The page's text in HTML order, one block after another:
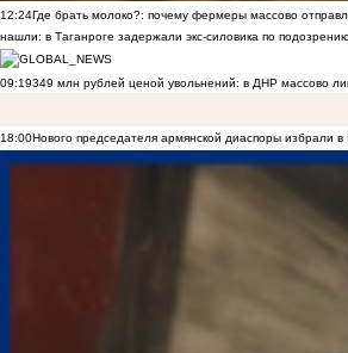
12:24Где брать молоко?: почему фермеры массово
нашли: в Таганроге задержали экс-силовика по
09:19349 млн рублей ценой увольнений: в ДНР массово
18:00Нового председателя армянской диаспоры избрали в